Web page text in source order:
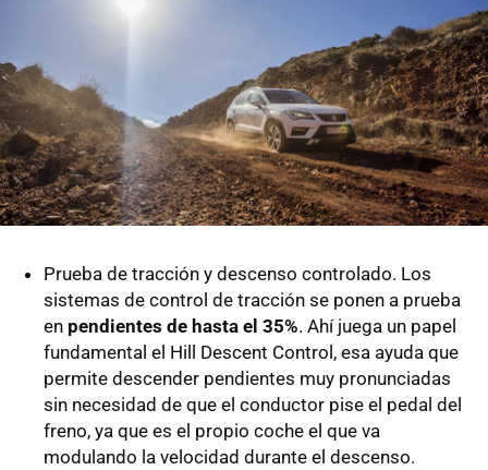
Prueba de tracción y descenso controlado. Los
sistemas de control de tracción se ponen a prueba
en pendientes de hasta el 35%. Ahí juega un papel
fundamental el Hill Descent Control, esa ayuda que
permite descender pendientes muy pronunciadas
sin necesidad de que el conductor pise el pedal del
freno, ya que es el propio coche el que va
modulando la velocidad durante el descenso.